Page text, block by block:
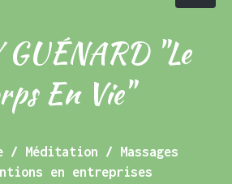
GUÉNARD "Le
En Vie"
/ Méditation / Massages
en entreprises